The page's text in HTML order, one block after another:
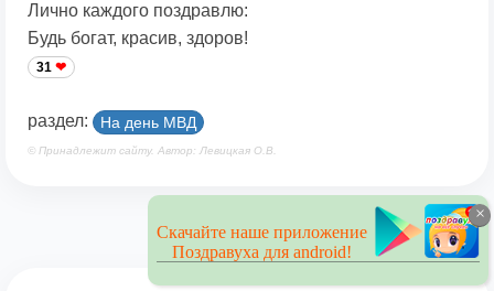
Лично каждого поздравлю:
Будь богат, красив, здоров!
31
раздел: На день МВД
© Принадлежит сайту. Автор: Левицкая О.В.
×
Скачайте наше приложение
Поздравуха для android!